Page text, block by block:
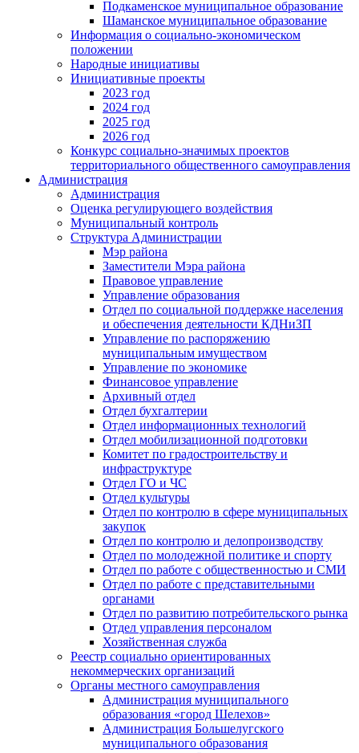
Подкаменское муниципальное образование
Шаманское муниципальное образование
Информация о социально-экономическом
положении
Народные инициативы
Инициативные проекты
2023 год
2024 год
2025 год
2026 год
Конкурс социально-значимых проектов
территориального общественного самоуправления
Администрация
Администрация
Оценка регулирующего воздействия
Муниципальный контроль
Структура Администрации
Мэр района
Заместители Мэра района
Правовое управление
Управление образования
Отдел по социальной поддержке населения
и обеспечения деятельности КДНиЗП
Управление по распоряжению
муниципальным имуществом
Управление по экономике
Финансовое управление
Архивный отдел
Отдел бухгалтерии
Отдел информационных технологий
Отдел мобилизационной подготовки
Комитет по градостроительству и
инфраструктуре
Отдел ГО и ЧС
Отдел культуры
Отдел по контролю в сфере муниципальных
закупок
Отдел по контролю и делопроизводству
Отдел по молодежной политике и спорту
Отдел по работе с общественностью и СМИ
Отдел по работе с представительными
органами
Отдел по развитию потребительского рынка
Отдел управления персоналом
Хозяйственная служба
Реестр социально ориентированных
некоммерческих организаций
Органы местного самоуправления
Администрация муниципального
образования «город Шелехов»
Администрация Большелугского
муниципального образования